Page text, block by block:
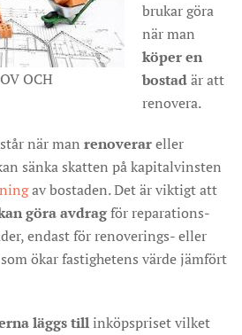
OCH
brukar göra
när man
köper en
bostadär att
renovera.
när man renoverareller
sänka skatten på kapitalvinsten
av bostaden. Det är viktigt att
göra avdragför reparations-
endast för renoverings- eller
ökar fastighetens värde jämfört
läggs tillinköpspriset vilket